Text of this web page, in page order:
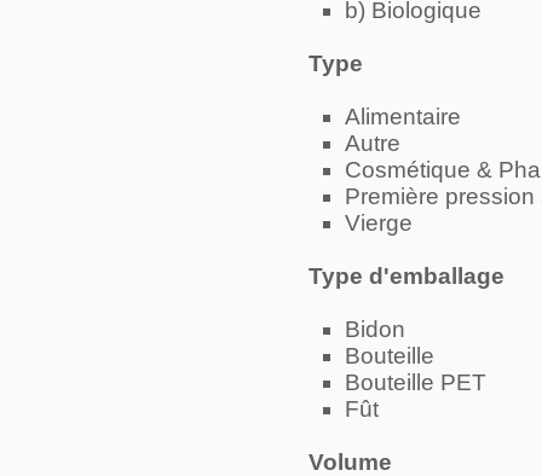
b) Biologique
Type
Alimentaire
Autre
Cosmétique &
Première pression
Vierge
Type d'emballage
Bidon
Bouteille
Bouteille PET
Fût
Volume